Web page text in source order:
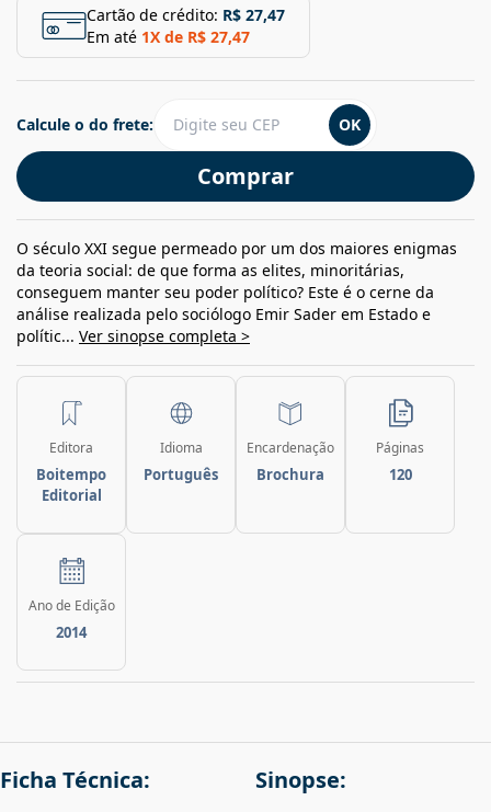
Cartão de crédito: R$ 27,47
Em até 1X de R$ 27,47
Comprar
Calcule o do frete: OK
O século XXI segue permeado por um dos maiores enigmas
da teoria social: de que forma as elites, minoritárias,
conseguem manter seu poder político? Este é o cerne da
análise realizada pelo sociólogo Emir Sader em Estado e
polític... Ver sinopse completa >
Editora
Boitempo
Editorial
Idioma
Português
Encardenação
Brochura
Páginas
120
Ano de Edição
2014
Ficha Técnica: Sinopse: